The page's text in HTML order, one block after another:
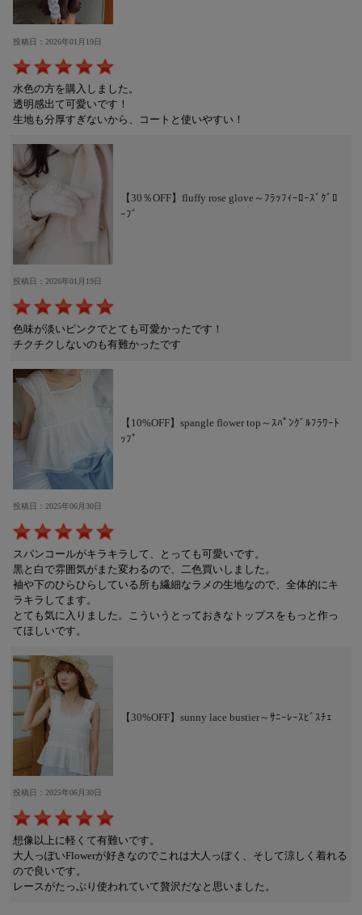
投稿日：2026年01月19日
水色の方を購入しました。
透明感出て可愛いです！
生地も分厚すぎないから、コートと使いやすい！
【30％OFF】fluffy rose glove～ﾌﾗｯﾌｨｰﾛｰｽﾞｸﾞﾛ
ｰﾌﾞ
投稿日：2026年01月19日
色味が淡いピンクでとても可愛かったです！
チクチクしないのも有難かったです
【10%OFF】spangle flower top～ｽﾊﾟﾝｸﾞﾙﾌﾗﾜｰﾄ
ｯﾌﾟ
投稿日：2025年06月30日
スパンコールがキラキラして、とっても可愛いです。
黒と白で雰囲気がまた変わるので、二色買いしました。
袖や下のひらひらしている所も繊細なラメの生地なので、全体的にキ
ラキラしてます。
とても気に入りました。こういうとっておきなトップスをもっと作っ
てほしいです。
【30%OFF】sunny lace bustier～ｻﾆｰﾚｰｽﾋﾞｽﾁｪ
投稿日：2025年06月30日
想像以上に軽くて有難いです。
大人っぽいFlowerが好きなのでこれは大人っぽく、そして涼しく着れる
ので良いです。
レースがたっぷり使われていて贅沢だなと思いました。